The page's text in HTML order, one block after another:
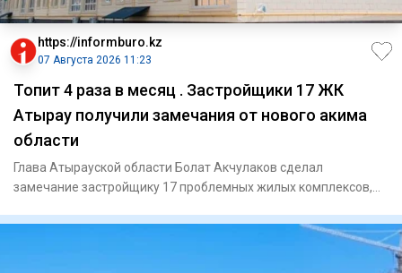
https://informburo.kz
07 Августа 2026 11:23
Топит 4 раза в месяц . Застройщики 17 ЖК
Атырау получили замечания от нового акима
области
Глава Атырауской области Болат Акчулаков сделал
замечание застройщику 17 проблемных жилых комплексов,